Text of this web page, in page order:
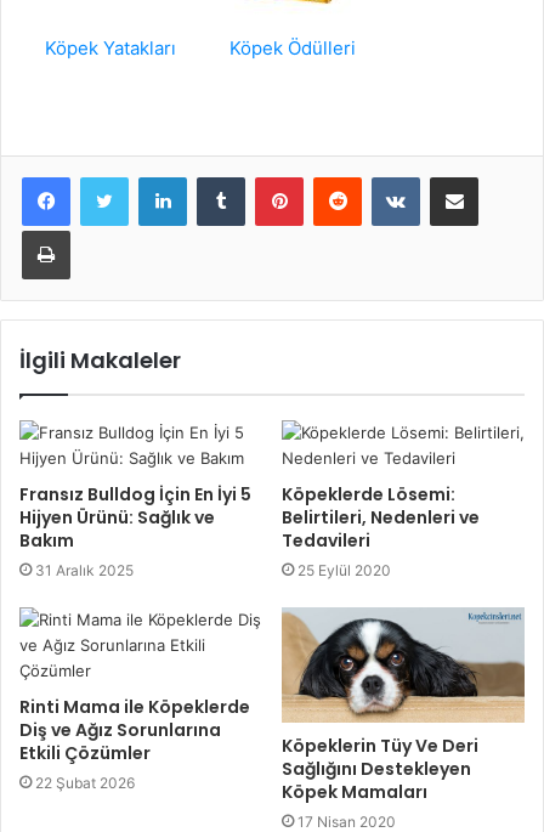
Köpek Yatakları Köpek Ödülleri
LinkedInTumblr PinterestReddit VKontakteE-Posta ile paylaş
Yazdır
İlgili Makaleler
Fransız Bulldog İçin En İyi 5
Hijyen Ürünü: Sağlık ve
Bakım
31 Aralık 2025
Köpeklerde Lösemi:
Belirtileri, Nedenleri ve
Tedavileri
25 Eylül 2020
Rinti Mama ile Köpeklerde
Diş ve Ağız Sorunlarına
Etkili Çözümler
22 Şubat 2026
Köpeklerin Tüy Ve Deri
Sağlığını Destekleyen
Köpek Mamaları
17 Nisan 2020